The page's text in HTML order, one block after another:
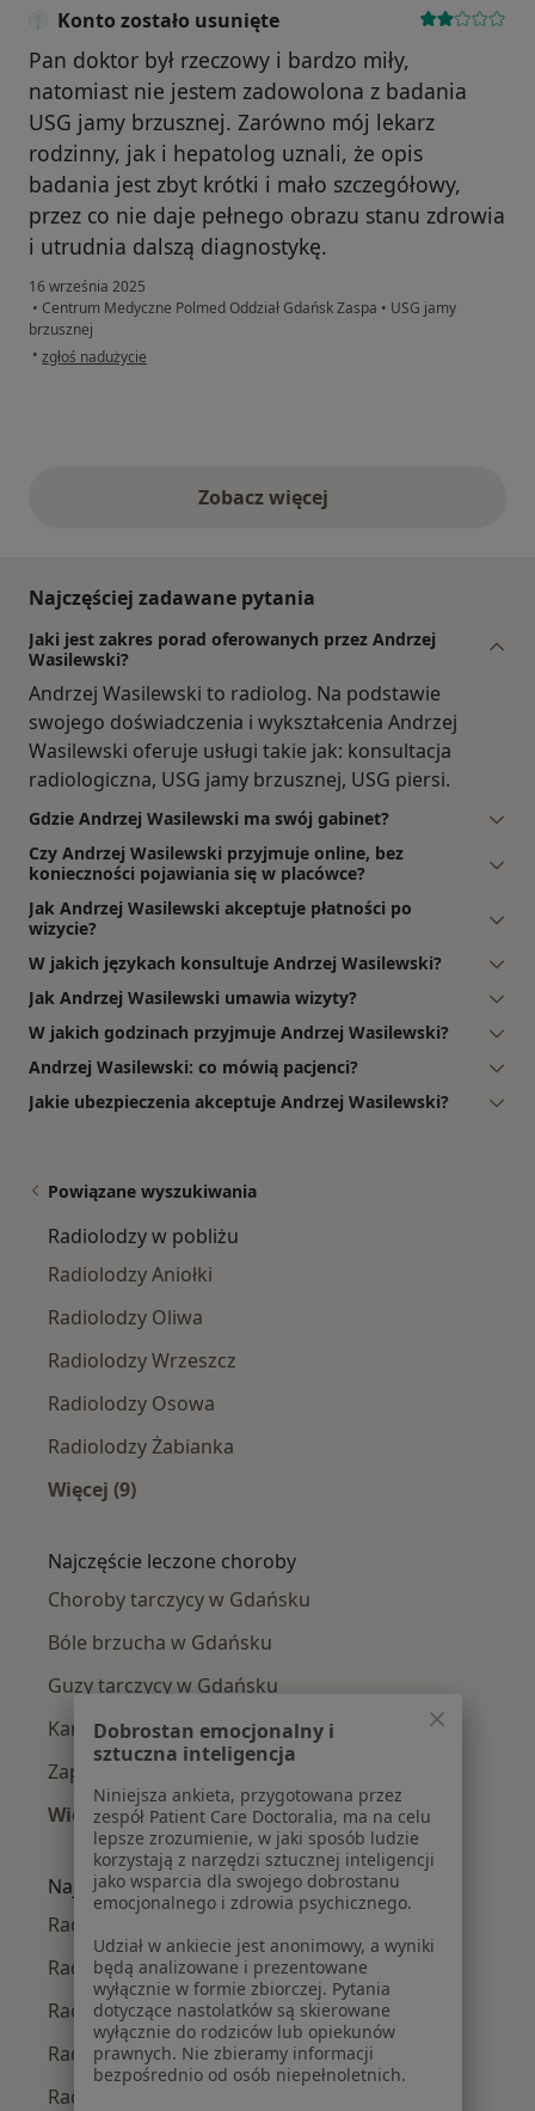
Konto zostało usunięte
Pan doktor był rzeczowy i bardzo miły,
natomiast nie jestem zadowolona z badania
USG jamy brzusznej. Zarówno mój lekarz
rodzinny, jak i hepatolog uznali, że opis
badania jest zbyt krótki i mało szczegółowy,
przez co nie daje pełnego obrazu stanu zdrowia
i utrudnia dalszą diagnostykę.
16 września 2025
• Centrum Medyczne Polmed Oddział Gdańsk Zaspa • USG jamy
brzusznej
• w opinii użytkownika Konto zostało usunięte
zgłoś nadużycie
Zobacz więcejopinie powyżej
Najczęściej zadawane pytania
Jaki jest zakres porad oferowanych przez Andrzej
Wasilewski?
Andrzej Wasilewski to radiolog. Na podstawie
swojego doświadczenia i wykształcenia Andrzej
Wasilewski oferuje usługi takie jak: konsultacja
radiologiczna, USG jamy brzusznej, USG piersi.
Gdzie Andrzej Wasilewski ma swój gabinet?
Czy Andrzej Wasilewski przyjmuje online, bez
konieczności pojawiania się w placówce?
Jak Andrzej Wasilewski akceptuje płatności po
wizycie?
W jakich językach konsultuje Andrzej Wasilewski?
Jak Andrzej Wasilewski umawia wizyty?
W jakich godzinach przyjmuje Andrzej Wasilewski?
Andrzej Wasilewski: co mówią pacjenci?
Jakie ubezpieczenia akceptuje Andrzej Wasilewski?
Powiązane wyszukiwania
Radiolodzy w pobliżu
Radiolodzy Aniołki
Radiolodzy Oliwa
Radiolodzy Wrzeszcz
Radiolodzy Osowa
Radiolodzy Żabianka
Więcej (9)
Najczęście leczone choroby
Choroby tarczycy w Gdańsku
Bóle brzucha w Gdańsku
Guzy tarczycy w Gdańsku
Kamica nerkowa w Gdańsku
Zapalenie trzustki w Gdańsku
Więcej (15)
Więcej w kategorii: Najczęście leczone
Najpopularniejsze ubezpieczenia
Radiolodzy z TU Zdrowie w Gdańsku
Radiolodzy z Medicover w Gdańsku
Radiolodzy z Allianz w Gdańsku
Radiolodzy z Signal Iduna w Gdańsku
Radiolodzy z LUX MED w Gdańsku
Dobrostan emocjonalny i
sztuczna inteligencja
Niniejsza ankieta, przygotowana przez
zespół Patient Care Doctoralia, ma na celu
lepsze zrozumienie, w jaki sposób ludzie
korzystają z narzędzi sztucznej inteligencji
jako wsparcia dla swojego dobrostanu
emocjonalnego i zdrowia psychicznego.
Udział w ankiecie jest anonimowy, a wyniki
będą analizowane i prezentowane
wyłącznie w formie zbiorczej. Pytania
dotyczące nastolatków są skierowane
wyłącznie do rodziców lub opiekunów
prawnych. Nie zbieramy informacji
bezpośrednio od osób niepełnoletnich.